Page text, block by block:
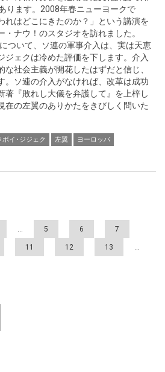
ります。2008年春ニューヨークで
れはどこにきたのか？」という講演を
ナウ！のスタジオを訪れました。
ついて、ソ連の軍事介入は、実は天恵
ジェクは冷めた評価を下します。介入
な社会主義が開花したはずだと信じ、
。ソ連の介入がなければ、改革は成功
著『敗れし大儀を弁護して』を上梓し
在の左翼のありかたをきびしく問いた
ボイ･ジジェク 左翼 ヨーロッパ
… 5 6 7
11 12 13 …